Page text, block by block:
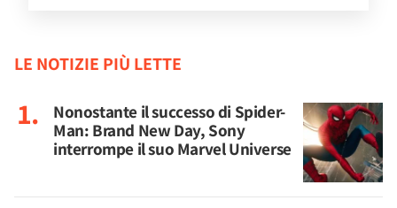
LE NOTIZIE PIÙ LETTE
Nonostante il successo di Spider-
Man: Brand New Day, Sony
interrompe il suo Marvel Universe